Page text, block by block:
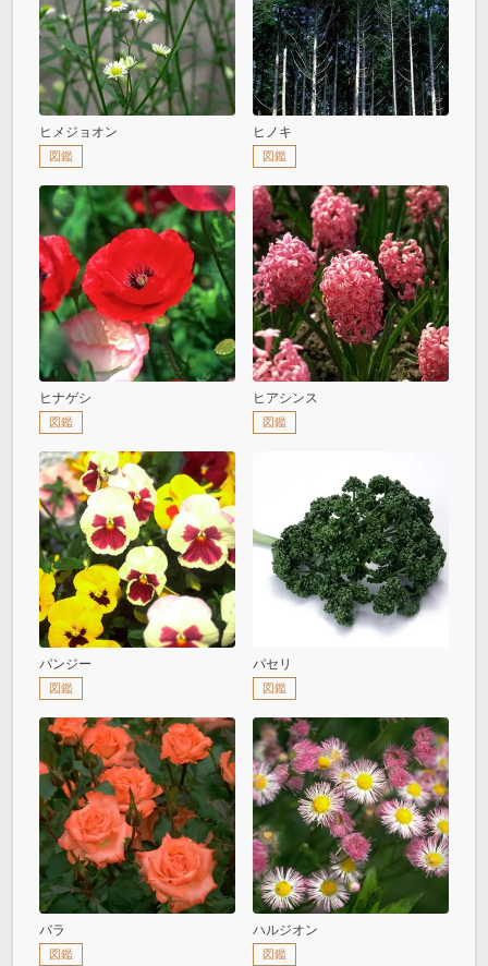
ヒメジョオン
図鑑
ヒノキ
図鑑
ヒナゲシ
図鑑
ヒアシンス
図鑑
パンジー
図鑑
パセリ
図鑑
バラ
図鑑
ハルジオン
図鑑